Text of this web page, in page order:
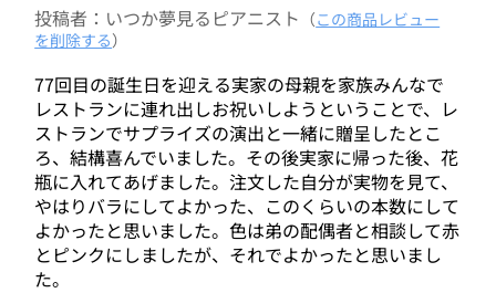
投稿者：いつか夢見るピアニスト （この商品レビュー
を削除する）
77回目の誕生日を迎える実家の母親を家族みんなで
レストランに連れ出しお祝いしようということで、レ
ストランでサプライズの演出と一緒に贈呈したとこ
ろ、結構喜んでいました。その後実家に帰った後、花
瓶に入れてあげました。注文した自分が実物を見て、
やはりバラにしてよかった、このくらいの本数にして
よかったと思いました。色は弟の配偶者と相談して赤
とピンクにしましたが、それでよかったと思いまし
た。